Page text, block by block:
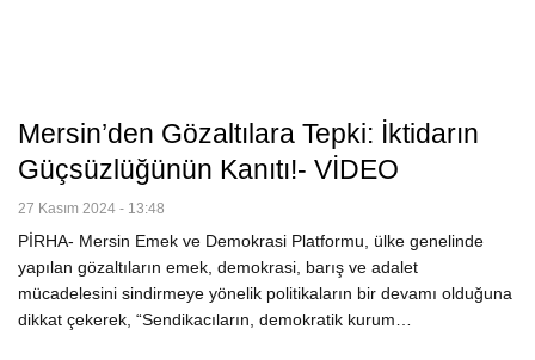
Mersin’den Gözaltılara Tepki: İktidarın
Güçsüzlüğünün Kanıtı!- VİDEO
27 Kasım 2024 - 13:48
PİRHA- Mersin Emek ve Demokrasi Platformu, ülke genelinde
yapılan gözaltıların emek, demokrasi, barış ve adalet
mücadelesini sindirmeye yönelik politikaların bir devamı olduğuna
dikkat çekerek, “Sendikacıların, demokratik kurum…